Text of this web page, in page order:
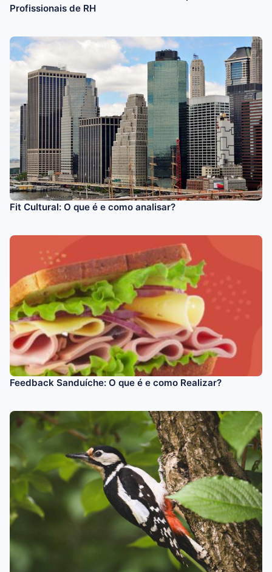
Profissionais de RH
Fit Cultural: O que é e como analisar?
Feedback Sanduíche: O que é e como Realizar?